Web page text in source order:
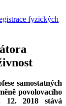
fyzických
samostatných
povolovacího
12. 2018 stává